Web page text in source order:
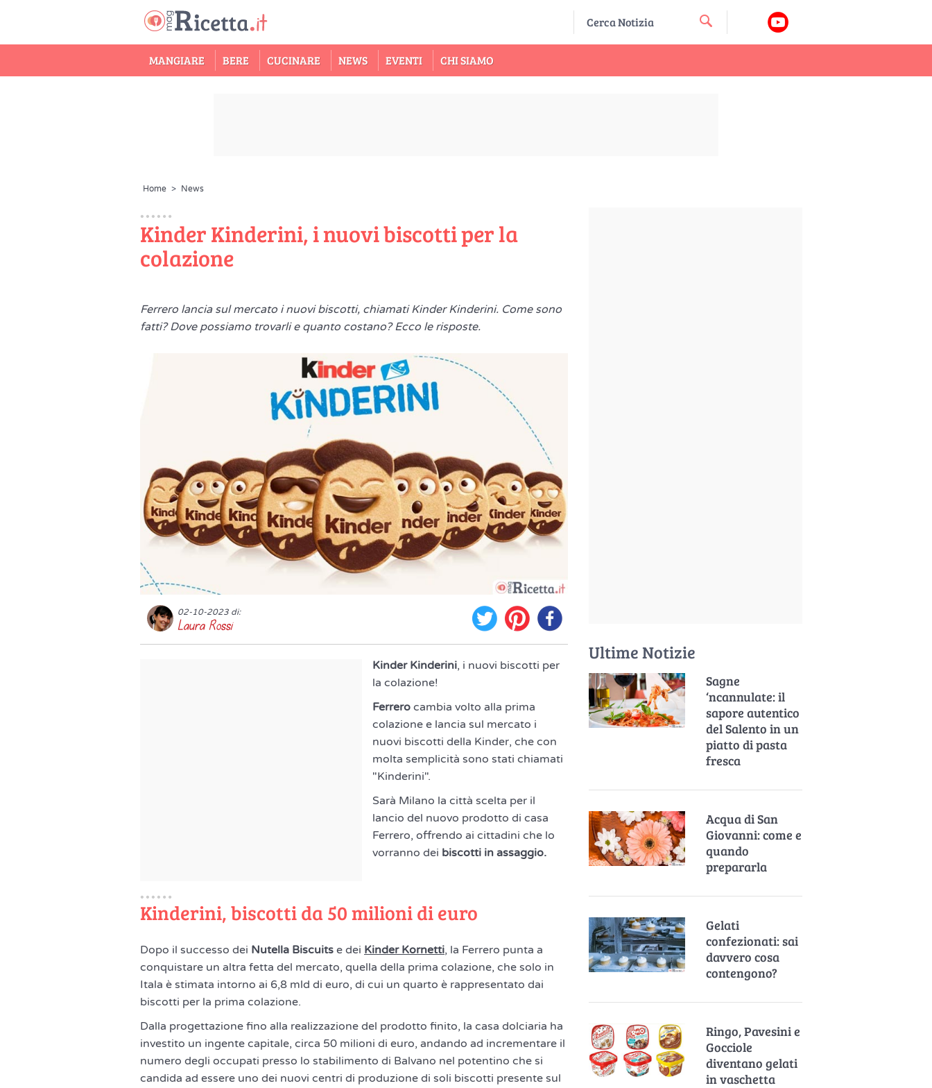
MANGIARE BERE CUCINARE NEWS EVENTI CHI SIAMO
Home > News
Kinder Kinderini, i nuovi biscotti per la
colazione
Ferrero lancia sul mercato i nuovi biscotti, chiamati Kinder Kinderini. Come sono
fatti? Dove possiamo trovarli e quanto costano? Ecco le risposte.
02-10-2023 di:
Laura Rossi
Kinder Kinderini, i nuovi biscotti per
la colazione!
Ferrero cambia volto alla prima
colazione e lancia sul mercato i
nuovi biscotti della Kinder, che con
molta semplicità sono stati chiamati
"Kinderini".
Sarà Milano la città scelta per il
lancio del nuovo prodotto di casa
Ferrero, offrendo ai cittadini che lo
vorranno dei biscotti in assaggio.
Kinderini, biscotti da 50 milioni di euro
Dopo il successo dei Nutella Biscuits e dei Kinder Kornetti, la Ferrero punta a
conquistare un altra fetta del mercato, quella della prima colazione, che solo in
Itala è stimata intorno ai 6,8 mld di euro, di cui un quarto è rappresentato dai
biscotti per la prima colazione.
Dalla progettazione fino alla realizzazione del prodotto finito, la casa dolciaria ha
investito un ingente capitale, circa 50 milioni di euro, andando ad incrementare il
numero degli occupati presso lo stabilimento di Balvano nel potentino che si
candida ad essere uno dei nuovi centri di produzione di soli biscotti presente sul
Ultime Notizie
Sagne
‘ncannulate: il
sapore autentico
del Salento in un
piatto di pasta
fresca
Acqua di San
Giovanni: come e
quando
prepararla
Gelati
confezionati: sai
davvero cosa
contengono?
Ringo, Pavesini e
Gocciole
diventano gelati
in vaschetta